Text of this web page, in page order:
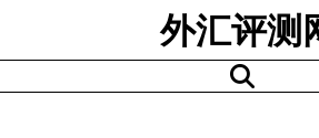
content
外汇评测